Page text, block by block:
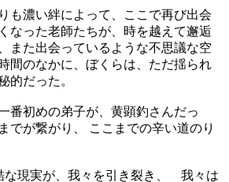
も濃い絆によって、ここで再び出会
なった老師たちが、時を越えて邂逅
また出会っているような不思議な空
間のなかに、ぼくらは、ただ揺られ
的だった。
番初めの弟子が、黄顕釣さんだっ
でが繋がり、 ここまでの辛い道のり
現実が、我々を引き裂き、 我々は